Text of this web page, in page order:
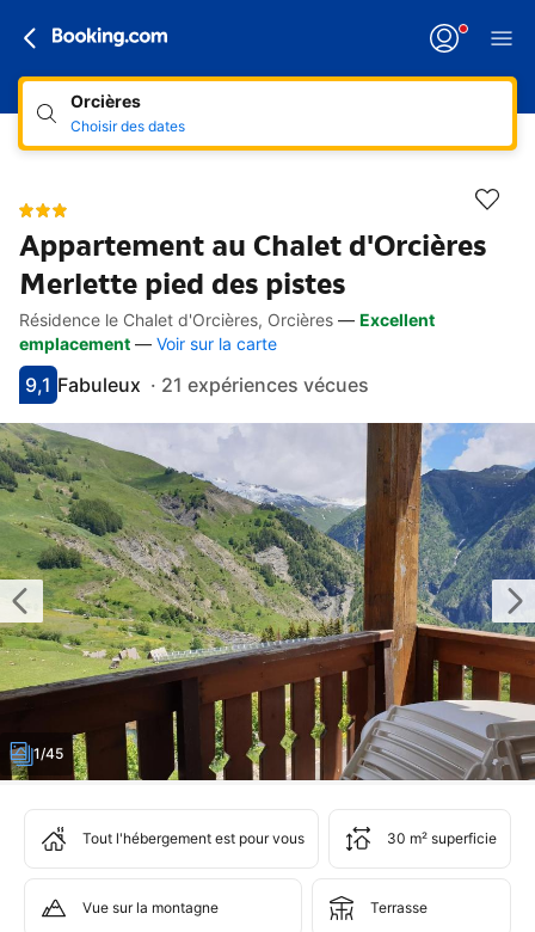
Orcières
Choisir des dates
Appartement au Chalet d'Orcières
Merlette pied des pistes
Accès rapides
Aller à la description
Aller aux équipements
Aller aux hébergements
Aller aux conditions
Résidence le Chalet d'Orcières, Orcières — Excellent
emplacement — Voir sur la carte
Avec une note de 9.1
9,1
fabuleuxFabuleux · 21 expériences vécues
1/45
Tout l'hébergement est pour vous 30 m² superficie
Vue sur la montagne Terrasse